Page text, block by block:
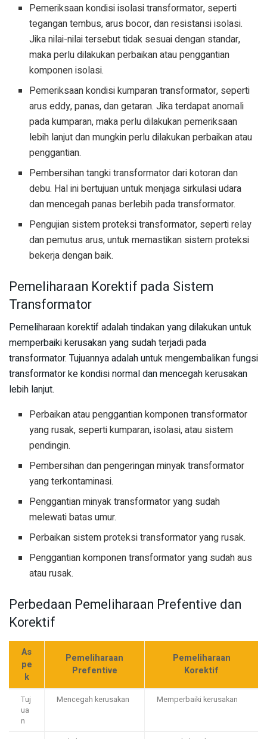
Pemeriksaan kondisi isolasi transformator, seperti
tegangan tembus, arus bocor, dan resistansi isolasi.
Jika nilai-nilai tersebut tidak sesuai dengan standar,
maka perlu dilakukan perbaikan atau penggantian
komponen isolasi.
Pemeriksaan kondisi kumparan transformator, seperti
arus eddy, panas, dan getaran. Jika terdapat anomali
pada kumparan, maka perlu dilakukan pemeriksaan
lebih lanjut dan mungkin perlu dilakukan perbaikan atau
penggantian.
Pembersihan tangki transformator dari kotoran dan
debu. Hal ini bertujuan untuk menjaga sirkulasi udara
dan mencegah panas berlebih pada transformator.
Pengujian sistem proteksi transformator, seperti relay
dan pemutus arus, untuk memastikan sistem proteksi
bekerja dengan baik.
Pemeliharaan Korektif pada Sistem
Transformator
Pemeliharaan korektif adalah tindakan yang dilakukan untuk
memperbaiki kerusakan yang sudah terjadi pada
transformator. Tujuannya adalah untuk mengembalikan fungsi
transformator ke kondisi normal dan mencegah kerusakan
lebih lanjut.
Perbaikan atau penggantian komponen transformator
yang rusak, seperti kumparan, isolasi, atau sistem
pendingin.
Pembersihan dan pengeringan minyak transformator
yang terkontaminasi.
Penggantian minyak transformator yang sudah
melewati batas umur.
Perbaikan sistem proteksi transformator yang rusak.
Penggantian komponen transformator yang sudah aus
atau rusak.
Perbedaan Pemeliharaan Prefentive dan
Korektif
As
pe
k
Pemeliharaan
Prefentive
Pemeliharaan
Korektif
Tuj
ua
n
Mencegah kerusakan Memperbaiki kerusakan